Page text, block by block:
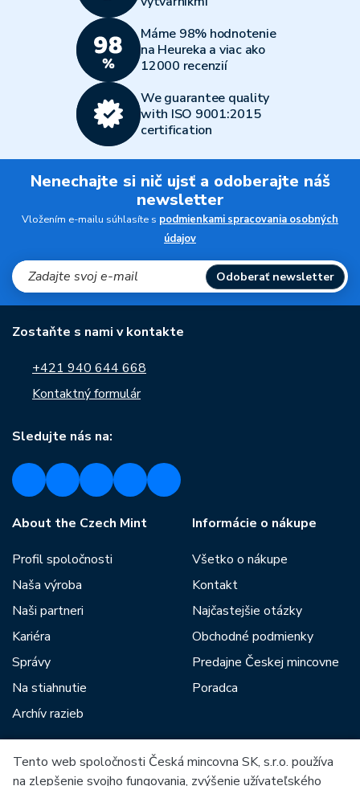
Máme 98% hodnotenie
na Heureka a viac ako
12000 recenzií
We guarantee quality
with ISO 9001:2015
certification
Nenechajte si nič ujsť a odoberajte náš
newsletter
Vložením e-mailu súhlasíte s podmienkami spracovania osobných
údajov
Odoberať newsletter
Zostaňte s nami v kontakte
+421 940 644 668
Kontaktný formulár
Sledujte nás na:
About the Czech Mint
Profil spoločnosti
Naša výroba
Naši partneri
Kariéra
Správy
Na stiahnutie
Archív razieb
Informácie o nákupe
Všetko o nákupe
Kontakt
Najčastejšie otázky
Obchodné podmienky
Predajne Českej mincovne
Poradca
Medzi našich partnerov patria:
Tento web spoločnosti Česká mincovna SK, s.r.o. používa
na zlepšenie svojho fungovania, zvýšenie užívateľského